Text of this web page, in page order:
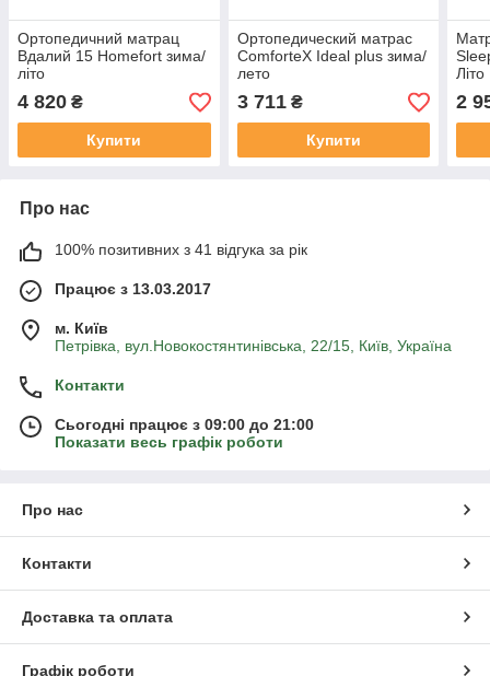
Ортопедичний матрац
Вдалий 15 Homefort зима/
літо
4 820 ₴
Купити
Ортопедический матрас
ComforteX Ideal plus зима/
лето
3 711₴
Купити
Літо
2
Про нас
100% позитивних з 41 відгука за рік
Працює з 13.03.2017
м. Київ
Петрівка, вул.Новокостянтинівська, 22/15, Київ, Україна
Контакти
Сьогодні працює з 09:00 до 21:00
Показати весь графік роботи
Про нас
Контакти
Доставка та оплата
Графік роботи